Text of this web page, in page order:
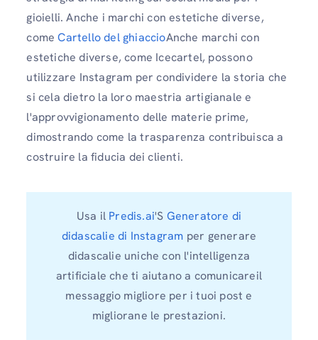
gioielli. Anche i marchi con estetiche diverse,
comeCartello del ghiaccioAnche marchi con
estetiche diverse, come Icecartel, possono
utilizzare Instagram per condividere la storia che
si cela dietro la loro maestria artigianale e
l'approvvigionamento delle materie prime,
dimostrando come la trasparenza contribuisca a
costruire la fiducia dei clienti.
Usa il Predis.ai'S Generatore di
didascalie di Instagram per generare
didascalie uniche con l'intelligenza
artificiale che ti aiutano a comunicareil
messaggio migliore per i tuoi post e
migliorane le prestazioni.